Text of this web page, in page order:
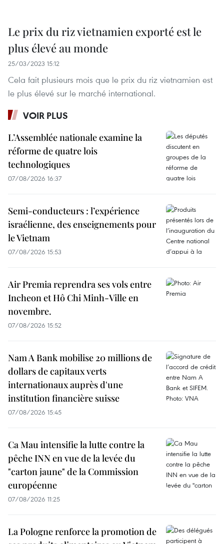
Le prix du riz vietnamien exporté est le
plus élevé au monde
25/03/2023 15:12
Cela fait plusieurs mois que le prix du riz vietnamien est
le plus élevé sur le marché international.
VOIR PLUS
L’Assemblée nationale examine la
réforme de quatre lois
technologiques
07/08/2026 16:37
Semi-conducteurs : l’expérience
israélienne, des enseignements pour
le Vietnam
07/08/2026 15:53
Air Premia reprendra ses vols entre
Incheon et Hô Chi Minh-Ville en
novembre.
07/08/2026 15:52
Nam A Bank mobilise 20 millions de
dollars de capitaux verts
internationaux auprès d'une
institution financière suisse
07/08/2026 15:45
Ca Mau intensifie la lutte contre la
pêche INN en vue de la levée du
"carton jaune" de la Commission
européenne
07/08/2026 11:25
La Pologne renforce la promotion de